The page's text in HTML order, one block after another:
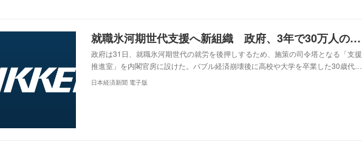
就職氷河期世代支援へ新組織 政府、3年で30万人の就労目標に
政府は31日、就職氷河期世代の就労を後押しするため、施策の司令塔となる「支援
推進室」を内閣官房に設けた。バブル経済崩壊後に高校や大学を卒業した30歳代…
日本経済新聞 電子版